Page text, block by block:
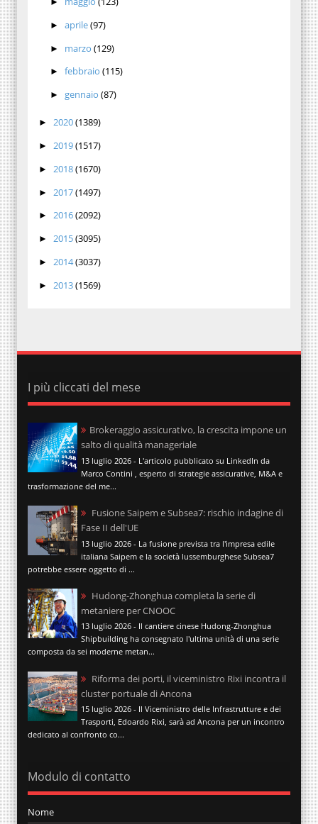
► aprile(97)
► marzo (129)
► febbraio (115)
► gennaio (87)
► 2020(1389)
► 2019(1517)
► 2018(1670)
► 2017(1497)
► 2016(2092)
► 2015(3095)
► 2014(3037)
► 2013(1569)
I più cliccati del mese
Brokeraggio assicurativo, la crescita impone un
salto di qualità manageriale
13 luglio 2026 - L'articolo pubblicato su LinkedIn da
Marco Contini , esperto di strategie assicurative, M&A e
trasformazione del me...
Fusione Saipem e Subsea7: rischio indagine di
Fase II dell'UE
13 luglio 2026 - La fusione prevista tra l'impresa edile
italiana Saipem e la società lussemburghese Subsea7
potrebbe essere oggetto di ...
Hudong-Zhonghua completa la serie di
metaniere per CNOOC
13 luglio 2026 - Il cantiere cinese Hudong-Zhonghua
Shipbuilding ha consegnato l'ultima unità di una serie
composta da sei moderne metan...
Riforma dei porti, il viceministro Rixi incontra il
cluster portuale di Ancona
15 luglio 2026 - Il Viceministro delle Infrastrutture e dei
Trasporti, Edoardo Rixi, sarà ad Ancona per un incontro
dedicato al confronto co...
Modulo di contatto
Nome